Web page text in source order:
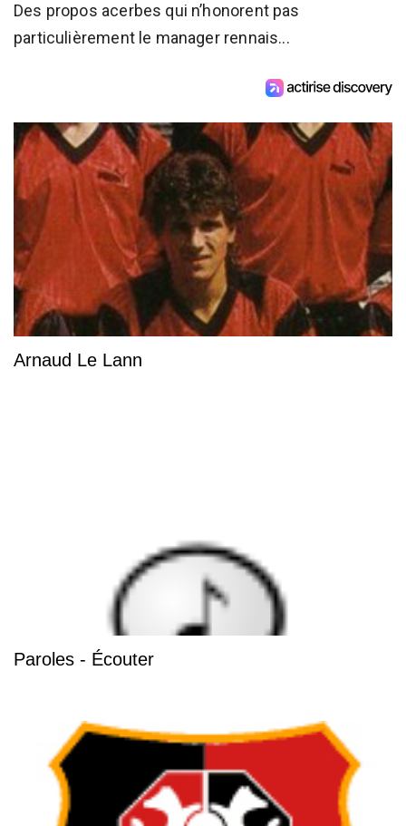
Des propos acerbes qui n’honorent pas
particulièrement le manager rennais...
Arnaud Le Lann
Paroles - Écouter